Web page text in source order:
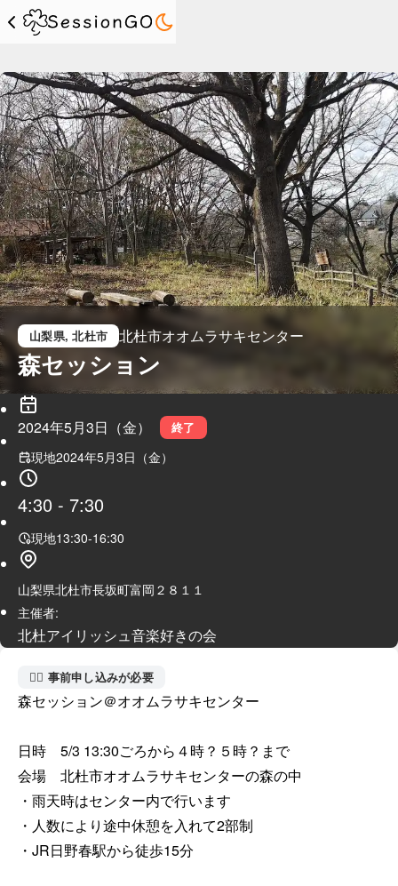
山梨県, 北杜市 北杜市オオムラサキセンター
森セッション
2024年5月3日（金） 終了
現地2024年5月3日（金）
4:30 - 7:30
現地13:30-16:30
山梨県北杜市長坂町富岡２８１１
主催者:
北杜アイリッシュ音楽好きの会
🙋‍♀️ 事前申し込みが必要
森セッション＠オオムラサキセンター
日時　5/3 13:30ごろから４時？５時？まで
会場　北杜市オオムラサキセンターの森の中
・雨天時はセンター内で行います
・人数により途中休憩を入れて2部制
・JR日野春駅から徒歩15分